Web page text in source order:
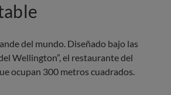
del mundo. Diseñado bajo las
Wellington”, el restaurante del
ocupan 300 metros cuadrados.